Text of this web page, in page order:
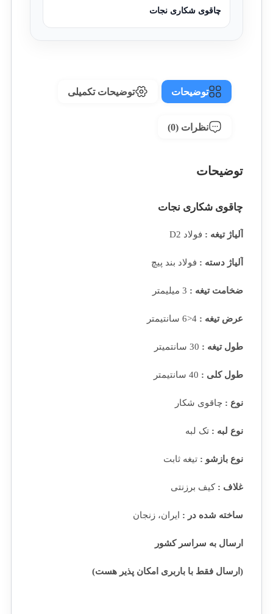
چاقوی شکاری نجات
توضیحات توضیحات تکمیلی
نظرات (0)
توضیحات
چاقوی شکاری نجات
آلیاژ تیغه : فولاد D2
آلیاژ دسته : فولاد بند پیچ
ضخامت تیغه :
عرض تیغه :
طول تیغه :
طول کلی :
نوع : چاقوی شکار
نوع لبه : تک لبه
نوع بازشو : تیغه ثابت
غلاف : کیف برزنتی
ساخته شده در : ایران، زنجان
ارسال به سراسر کشور
(ارسال فقط با باربری امکان پذیر هست)